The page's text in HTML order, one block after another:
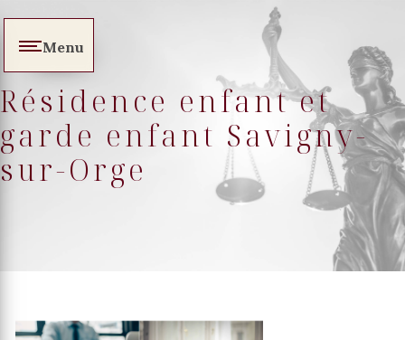
Menu
Résidence enfant et
garde enfant Savigny-
sur-Orge